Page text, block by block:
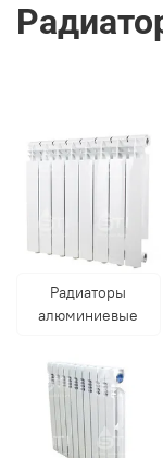
Радиаторы
алюминиевые